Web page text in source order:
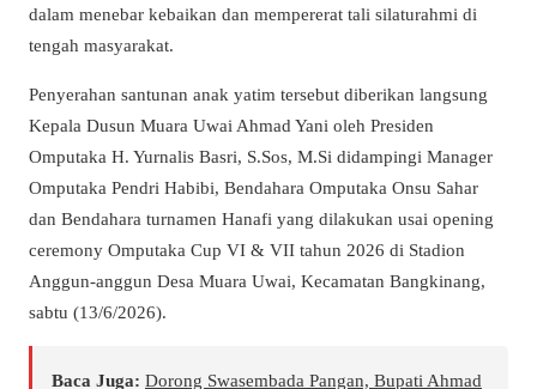
dalam menebar kebaikan dan mempererat tali silaturahmi di
tengah masyarakat.
Penyerahan santunan anak yatim tersebut diberikan langsung
Kepala Dusun Muara Uwai Ahmad Yani oleh Presiden
Omputaka H. Yurnalis Basri, S.Sos, M.Si didampingi Manager
Omputaka Pendri Habibi, Bendahara Omputaka Onsu Sahar
dan Bendahara turnamen Hanafi yang dilakukan usai opening
ceremony Omputaka Cup VI & VII tahun 2026 di Stadion
Anggun-anggun Desa Muara Uwai, Kecamatan Bangkinang,
sabtu (13/6/2026).
Baca Juga: Dorong Swasembada Pangan, Bupati Ahmad